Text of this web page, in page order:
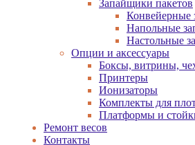
Запайщики пакетов
Конвейерные
Напольные
Настольные
Опции и аксессуары
Боксы, витрины,
Принтеры
Ионизаторы
Комплекты для
Платформы и
Ремонт весов
Контакты